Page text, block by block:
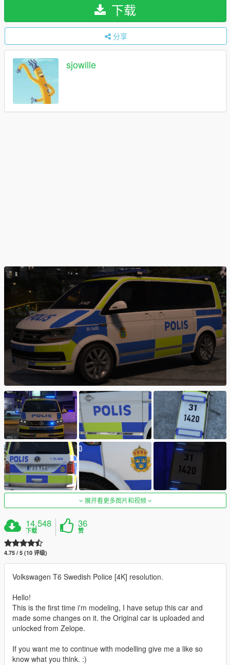
下载
分享
sjowille
展开看更多图片和视频
14,548
下载
36
赞
4.75 / 5 (10 评级)
Volkswagen T6 Swedish Police [4K] resolution.
Hello!
This is the first time i'm modeling, I have setup this car and
made some changes on it. the Original car is uploaded and
unlocked from Zelope.
If you want me to continue with modelling give me a like so
know what you think. :)